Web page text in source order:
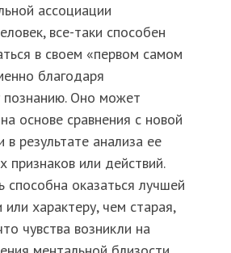
ассоциации
все-таки способен
в своем «первом самом
благодаря
Оно может
основе сравнения с новой
в результате анализа ее
признаков или действий.
способна оказаться лучшей
характеру, чем старая,
чувства возникли на